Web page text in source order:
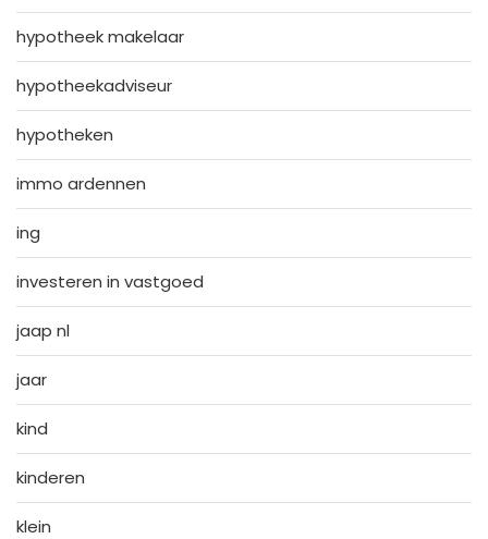
hypotheek makelaar
hypotheekadviseur
hypotheken
immo ardennen
ing
investeren in vastgoed
jaap nl
jaar
kind
kinderen
klein